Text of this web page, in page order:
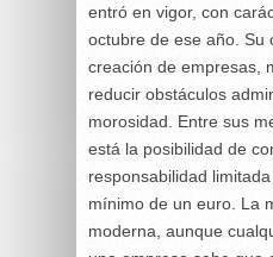
entró en vigor, con
octubre de ese año. Su
creación de empresas,
reducir obstáculos
morosidad. Entre sus
está la posibilidad de
responsabilidad
mínimo de un euro. La
moderna, aunque